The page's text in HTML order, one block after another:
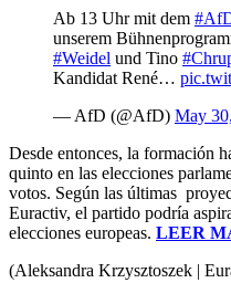
Ab 13 Uhr mit dem
unserem
#Weidel und Tino
Kandidat René…
— AfD (@AfD) May
Desde entonces, la formación
quinto en las elecciones
votos. Según las últimas
Euractiv, el partido podría
elecciones europeas. LEER
(Aleksandra Krzysztoszek |